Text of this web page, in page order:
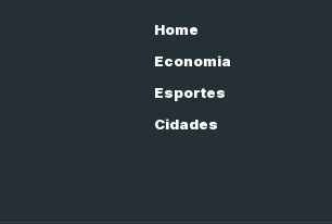
Home
Economia
Esportes
Cidades